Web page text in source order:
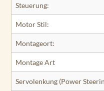
Steuerung:
Motor Stil:
Montageort:
Montage Art
Servolenkung (Power